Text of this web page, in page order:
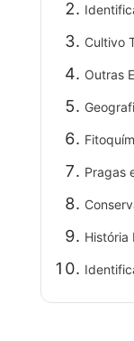
Cultivo
Outras
Pragas
História